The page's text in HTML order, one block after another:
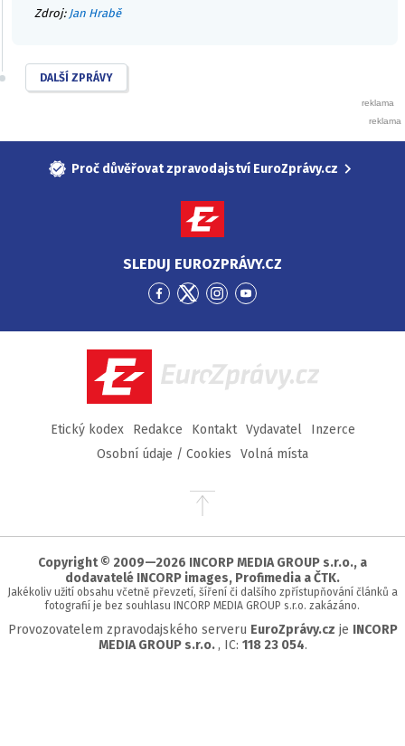
Zdroj: Jan Hrabě
DALŠÍ ZPRÁVY
Proč důvěřovat zpravodajství EuroZprávy.cz
SLEDUJ EUROZPRÁVY.CZ
Přejít
Facebook
Přejít
Twitter
Přejít
Instagram
Přejít
YouTube
EuroZprávy.cz
Etický kodex Redakce Kontakt Vydavatel
Inzerce
Osobní údaje / Cookies
Volná místa
Přejít
stránky
Copyright © 2009—2026 INCORP MEDIA GROUP s.r.o., a
dodavatelé INCORP images, Profimedia a ČTK.
Jakékoliv užití obsahu včetně převzetí, šíření či dalšího zpřístupňování článků a
fotografií je bez souhlasu INCORP MEDIA GROUP s.r.o. zakázáno.
Provozovatelem zpravodajského serveru EuroZprávy.cz je INCORP
MEDIA GROUP s.r.o. , IC: 118 23 054.